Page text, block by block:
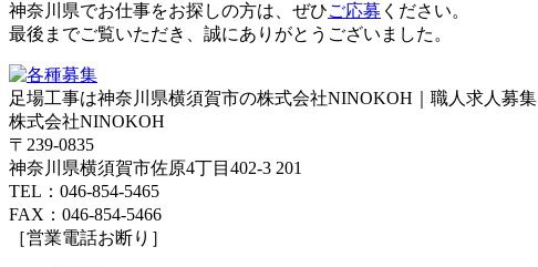
神奈川県でお仕事をお探しの方は、ぜひご応募 ください。
最後までご覧いただき、誠にありがとうございました。
足場工事は神奈川県横須賀市の株式会社NINOKOH｜職人求人募集
株式会社NINOKOH
〒239-0835
神奈川県横須賀市佐原4丁目402-3 201
TEL：046-854-5465
FAX：046-854-5466
［営業電話お断り］